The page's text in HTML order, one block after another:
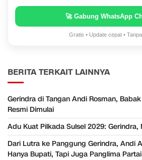
🚀 Gabung WhatsApp
Gratis • Update cepat •
BERITA TERKAIT LAINNYA
Gerindra di Tangan Andi Rosman,
Resmi Dimulai
Adu Kuat Pilkada Sulsel 2029: Gerindra,
Dari Lutra ke Panggung Gerindra, Andi
Hanya Bupati, Tapi Juga Panglima Partai